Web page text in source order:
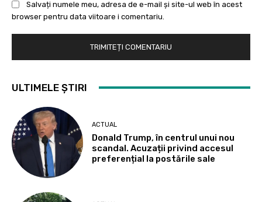
Salvați numele meu, adresa de e-mail și site-ul web în acest
browser pentru data viitoare i comentariu.
ULTIMELE ȘTIRI
ACTUAL
Donald Trump, în centrul unui nou
scandal. Acuzații privind accesul
preferențial la postările sale